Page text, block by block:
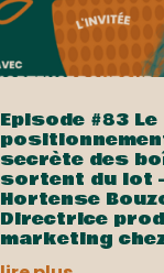
Episode #83 Le
secrète des
sortent du lot
Hortense
Directrice
marketing